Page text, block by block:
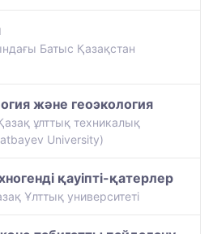
Батыс Қазақстан
және геоэкология
ұлттық техникалық
University)
қауіпті-қатерлер
Ұлттық университеті